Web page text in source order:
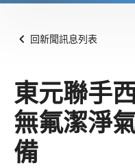
回新聞訊息列表
東元聯手
無氟潔淨
備